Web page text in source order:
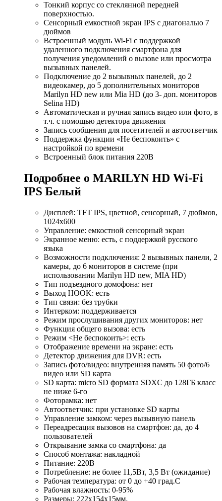
Тонкий корпус со стеклянной передней
поверхностью.
Сенсорный емкостной экран IPS с диагональю 7
дюймов
Встроенный модуль Wi-Fi с поддержкой
удаленного подключения смартфона для
получения уведомлений о вызове или просмотра
вызывных панелей.
Подключение до 2 вызывных панелей, до 2
видеокамер, до 5 дополнительных мониторов
Marilyn HD new или Mia HD (до 3- доп. мониторов
Selina HD)
Автоматическая и ручная запись видео или фото, в
т.ч. с помощью детектора движения
Запись сообщения для посетителей и автоответчик
Поддержка функции «Не беспокоить» с
настройкой по времени
Встроенный блок питания 220В
Подробнее о MARILYN HD Wi-Fi
IPS Белый
Дисплей: TFT IPS, цветной, сенсорный, 7 дюймов,
1024х600
Управление: емкостной сенсорный экран
Экранное меню: есть, с поддержкой русского
языка
Возможности подключения: 2 вызывных панели, 2
камеры, до 6 мониторов в системе (при
использовании Marilyn HD new, MIA HD)
Тип подъездного домофона: нет
Выход HOOK: есть
Тип связи: без трубки
Интерком: поддерживается
Режим прослушивания других мониторов: нет
Функция общего вызова: есть
Режим <Не беспокоить>: есть
Отображение времени на экране: есть
Детектор движения для DVR: есть
Запись фото/видео: внутренняя память 50 фото/6
видео или SD карта
SD карта: micro SD формата SDXC до 128ГБ класс
не ниже 6-го
Фоторамка: нет
Автоответчик: при установке SD карты
Управление замком: через вызывную панель
Переадресация вызовов на смартфон: да, до 4
пользователей
Открывание замка со смартфона: да
Способ монтажа: накладной
Питание: 220В
Потребление: не более 11,5Вт, 3,5 Вт (ожидание)
Рабочая температура: от 0 до +40 град.С
Рабочая влажность: 0-95%
Размеры: 222х154х15мм.